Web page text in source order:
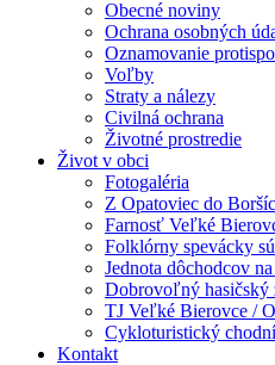
Obecné noviny
Ochrana osobných
Oznamovanie
Voľby
Straty a nálezy
Civilná ochrana
Životné prostredie
Život v obci
Fotogaléria
Z Opatoviec do
Farnosť Veľké
Folklórny spevácky
Jednota dôchodcov
Dobrovoľný hasičský
TJ Veľké Bierovce /
Cykloturistický
Kontakt